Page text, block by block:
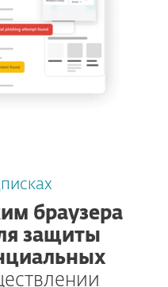
браузера
защиты